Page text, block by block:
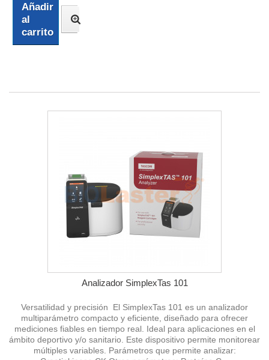
Añadir
al
carrito
Analizador SimplexTas 101
Versatilidad y precisión El SimplexTas 101 es un analizador
multiparámetro compacto y eficiente, diseñado para ofrecer
mediciones fiables en tiempo real. Ideal para aplicaciones en el
ámbito deportivo y/o sanitario. Este dispositivo permite monitorear
múltiples variables. Parámetros que permite analizar: